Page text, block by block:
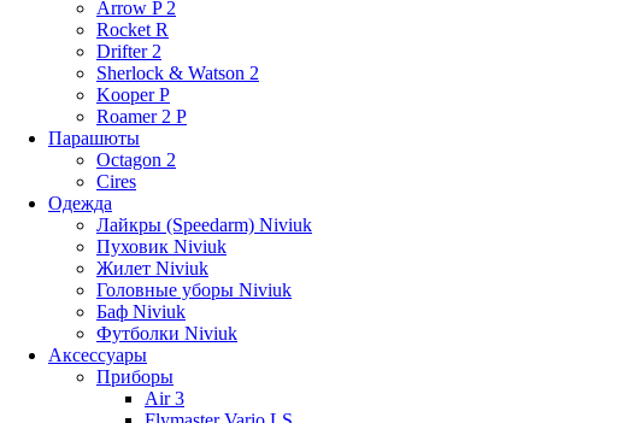
Arrow P 2
Rocket R
Drifter 2
Sherlock & Watson 2
Kooper P
Roamer 2 P
Парашюты
Octagon 2
Cires
Одежда
Лайкры (Speedarm) Niviuk
Пуховик Niviuk
Жилет Niviuk
Головные уборы Niviuk
Баф Niviuk
Футболки Niviuk
Аксессуары
Приборы
Air 3